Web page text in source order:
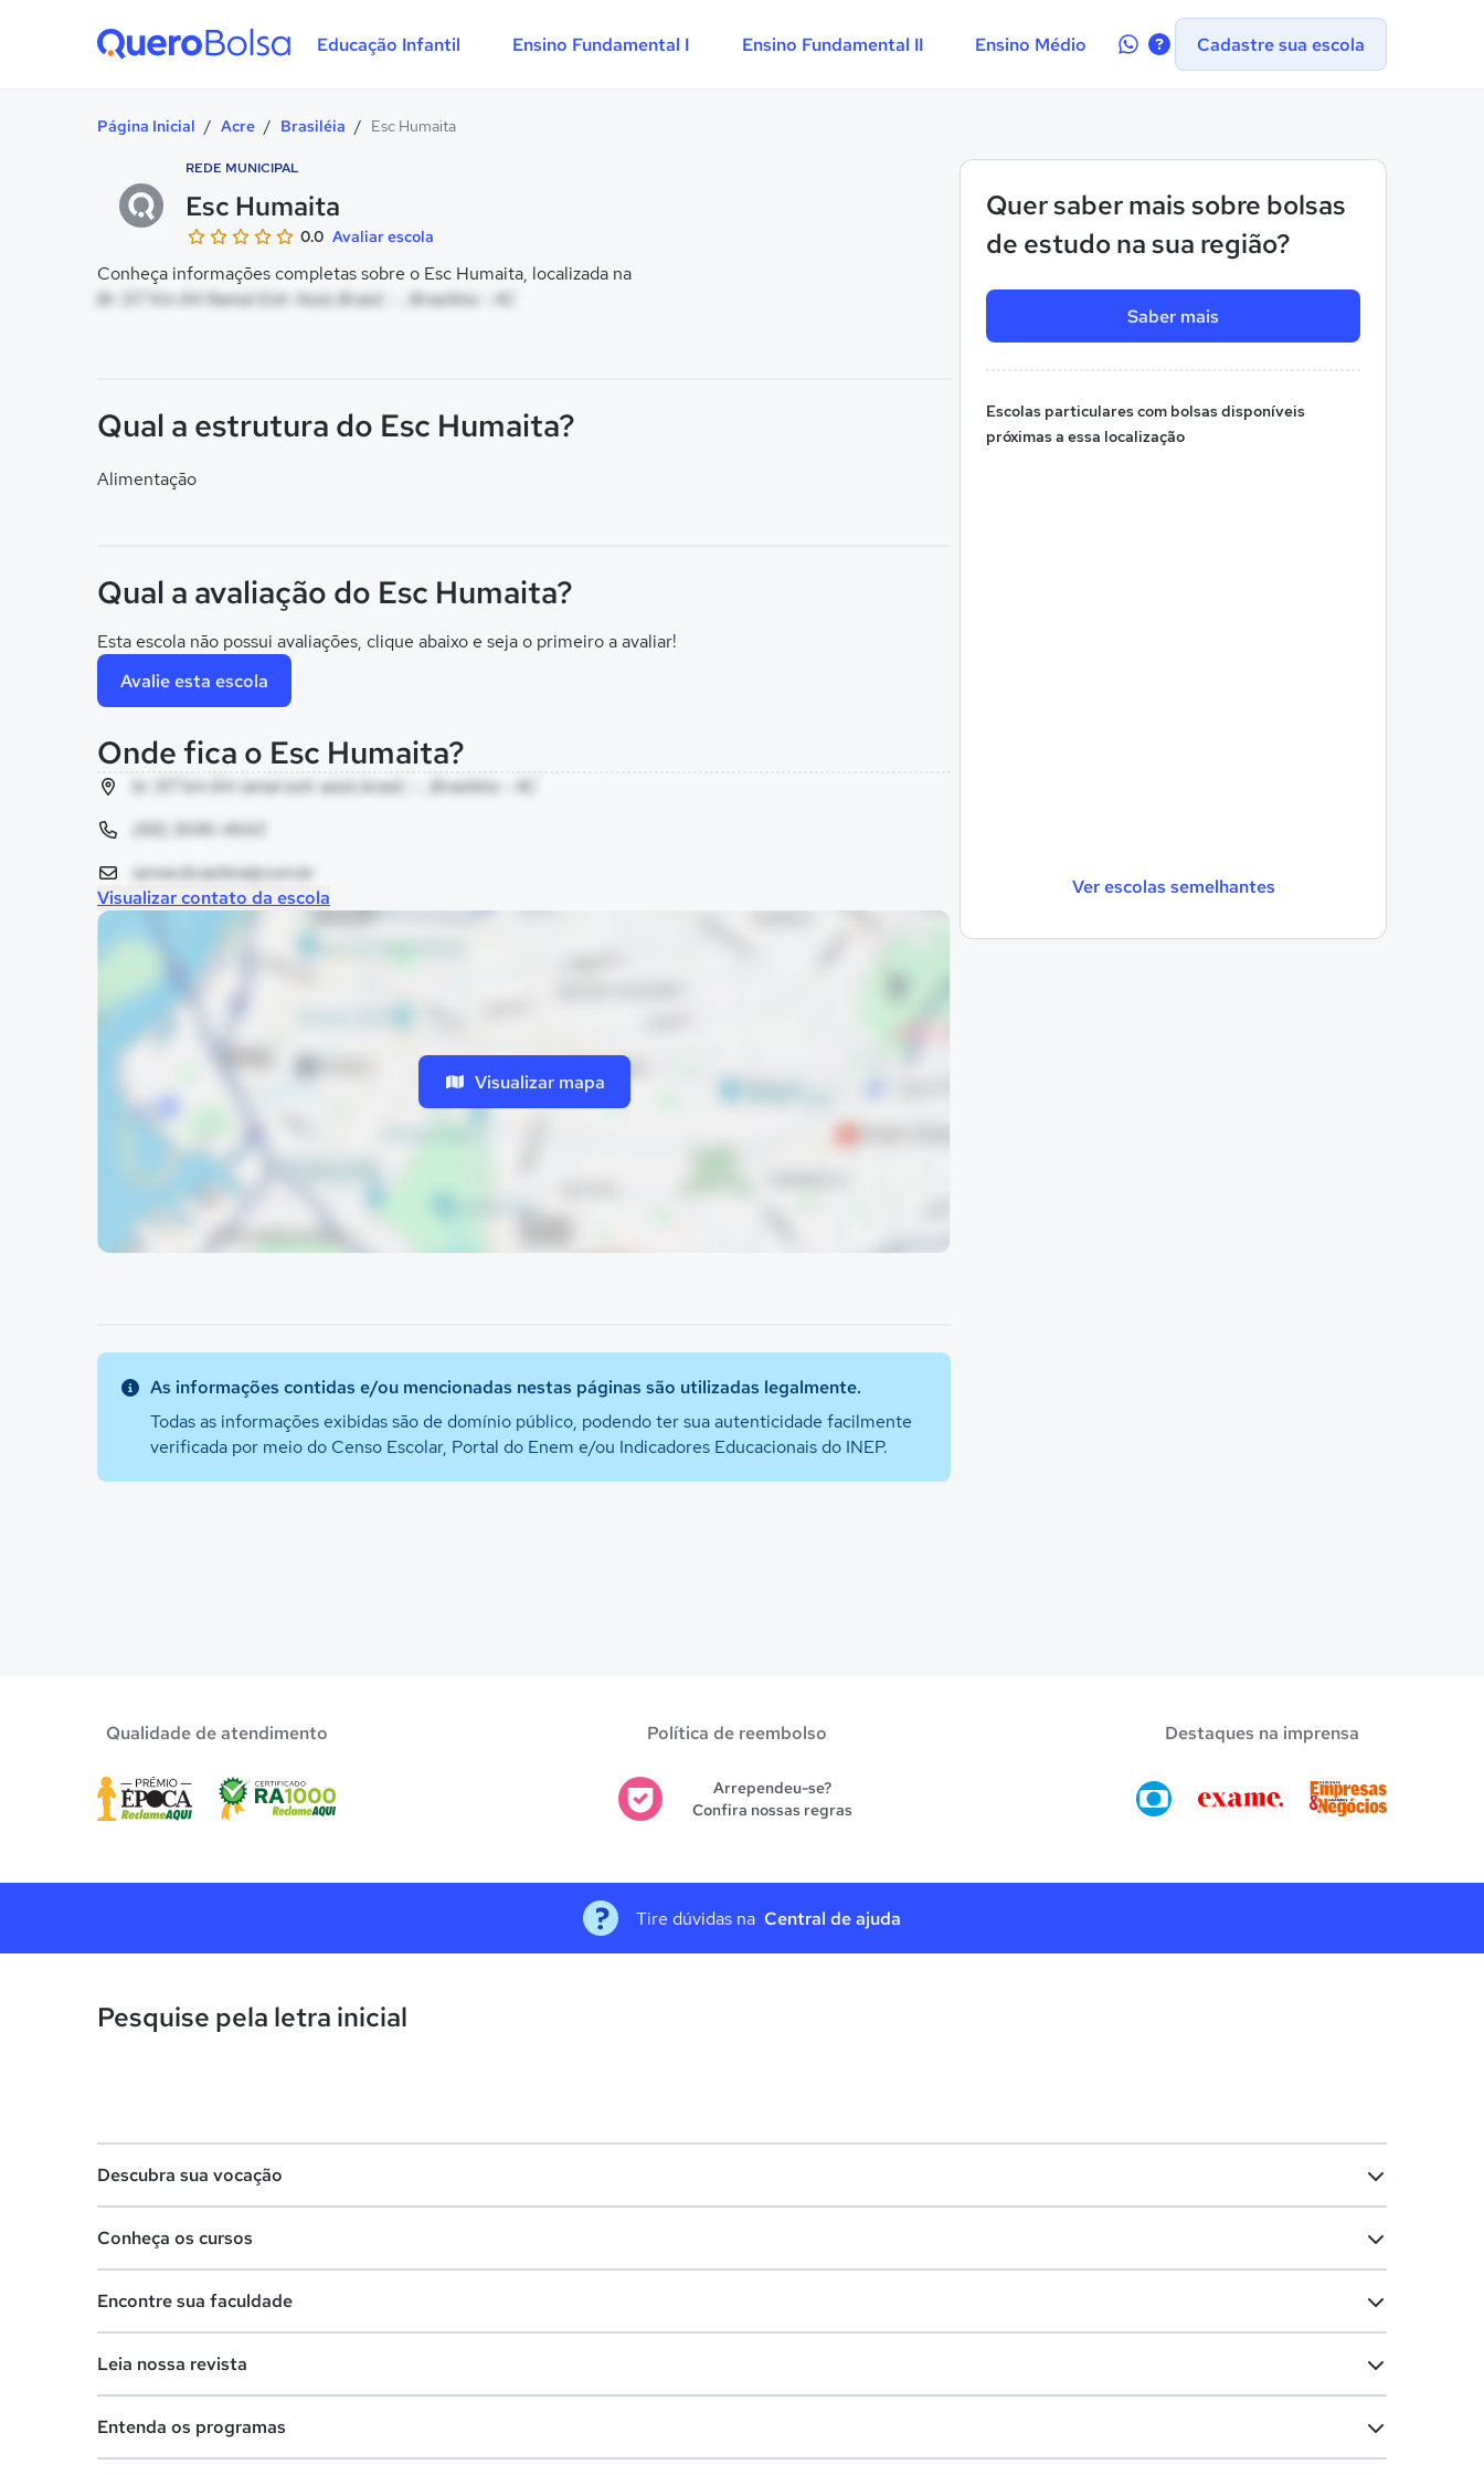
Educação Infantil Ensino Fundamental I Ensino Fundamental II Ensino Médio
Contate-Cadastre sua escola
Página Inicial / Acre / Brasiléia / Esc Humaita
REDE MUNICIPAL
Esc Humaita
0.0 Avaliar escola
Conheça informações completas sobre o Esc Humaita, localizada na
Br 317 Km 84 Ramal Estr Assis Brasil, - , Brasiléia - AC
Quer saber mais sobre bolsas
de estudo na sua região?
Saber mais
Escolas particulares com bolsas disponíveis
próximas a essa localização
Ver escolas semelhantes
Qual a estrutura do Esc Humaita?
Alimentação
Qual a avaliação do Esc Humaita?
Esta escola não possui avaliações, clique abaixo e seja o primeiro a avaliar!
Avalie esta escola
Onde fica o Esc Humaita?
br 317 km 84 ramal estr assis brasil, - , Brasiléia - AC
(68) 3546-4643
semecbrasileia@com.br
Visualizar contato da escola
Visualizar mapa
As informações contidas e/ou mencionadas nestas páginas são utilizadas legalmente.
Todas as informações exibidas são de domínio público, podendo ter sua autenticidade facilmente
verificada por meio do Censo Escolar, Portal do Enem e/ou Indicadores Educacionais do INEP.
Qualidade de atendimento Política de reembolso
Arrependeu-se?
Confira nossas regras
Destaques na imprensa
Tire dúvidas na Central de ajuda
Pesquise pela letra inicial
Descubra sua vocação
Lista de profissões
Conheça os cursos
Cursos de graduação
Cursos livres
Encontre sua faculdade
Faculdades na sua cidade
Leia nossa revista
Entenda os programas